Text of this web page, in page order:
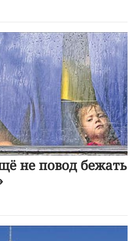
не повод бежать